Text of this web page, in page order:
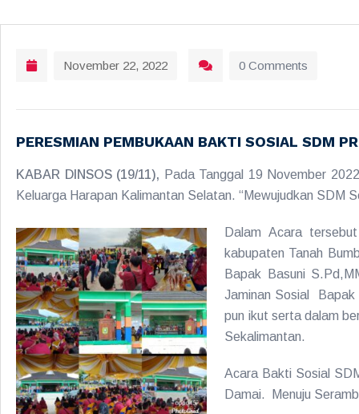
November 22, 2022 0 Comments
PERESMIAN PEMBUKAAN BAKTI SOSIAL SDM
KABAR DINSOS (19/11), Pada Tanggal 19 November
Keluarga Harapan Kalimantan Selatan. “Mewujudkan SDM
Dalam Acara
kabupaten Tanah
Bapak Basuni
Jaminan Sosial Bapak
pun ikut serta dalam
Sekalimantan.
Acara Bakti Sosial
Damai. Menuju